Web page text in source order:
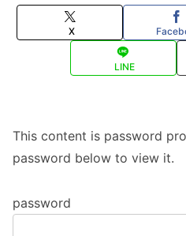
X
LINE
This content is password
password below to view it.
password